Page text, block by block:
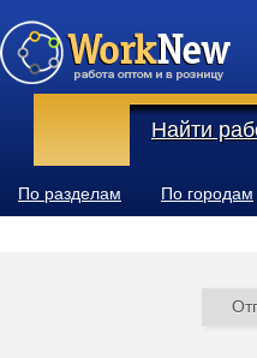
Найти
По разделам По городам